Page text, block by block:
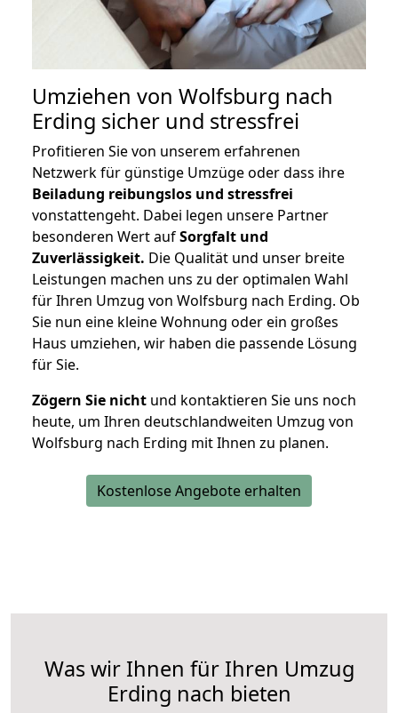
Umziehen von Wolfsburg nach
Erding sicher und stressfrei
Profitieren Sie von unserem erfahrenen
Netzwerk für günstige Umzüge oder dass ihre
Beiladung reibungslos und stressfrei
vonstattengeht. Dabei legen unsere Partner
besonderen Wert aufSorgfalt und
Zuverlässigkeit. Die Qualität und unser breite
Leistungen machen uns zu der optimalen Wahl
für Ihren Umzug von Wolfsburg nach Erding. Ob
Sie nun eine kleine Wohnung oder ein großes
Haus umziehen, wir haben die passende Lösung
für Sie.
Zögern Sie nicht und kontaktieren Sie uns noch
heute, um Ihren deutschlandweiten Umzug von
Wolfsburg nach Erding mit Ihnen zu planen.
Kostenlose Angebote erhalten
Was wir Ihnen für Ihren Umzug
Erding nach bieten